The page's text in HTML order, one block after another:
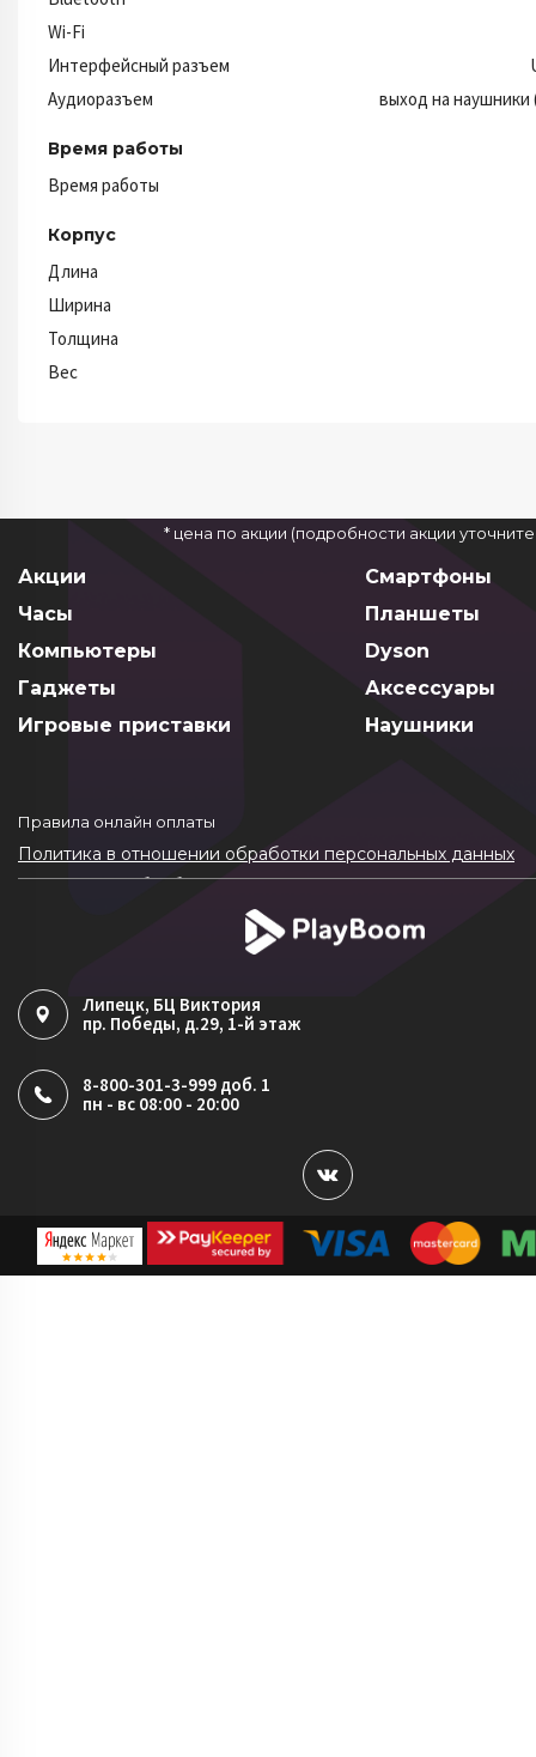
Wi-Fi
Интерфейсный разъем
Аудиоразъем
выход на наушники
Время работы
Время работы
Корпус
Длина
Ширина
Толщина
Вес
* цена по акции (подробности акции
Акции
Смартфоны
Часы
Планшеты
Компьютеры
Dyson
Гаджеты
Аксессуары
Игровые приставки
Наушники
Правила онлайн оплаты
Политика в отношении обработки персональных данных
Согласие на обработку ПДн
Политика обработки файлов cookie
Липецк, БЦ Виктория
пр. Победы, д.29, 1-й этаж
8-800-301-3-999 доб. 1
пн - вс 08:00 - 20:00